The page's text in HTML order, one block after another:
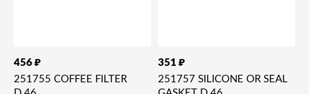
456 ₽
251755 COFFEE FILTER
351 ₽
251757 SILICONE OR SEAL